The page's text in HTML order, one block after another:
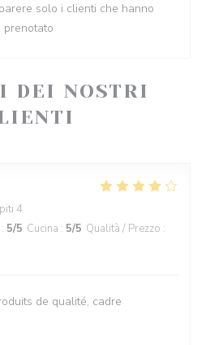
DEI NOSTRI
4
: 5/5 Cucina : 5/5 Qualità / Prezzo :
de qualité, cadre
solo i clienti che hanno
prenotato